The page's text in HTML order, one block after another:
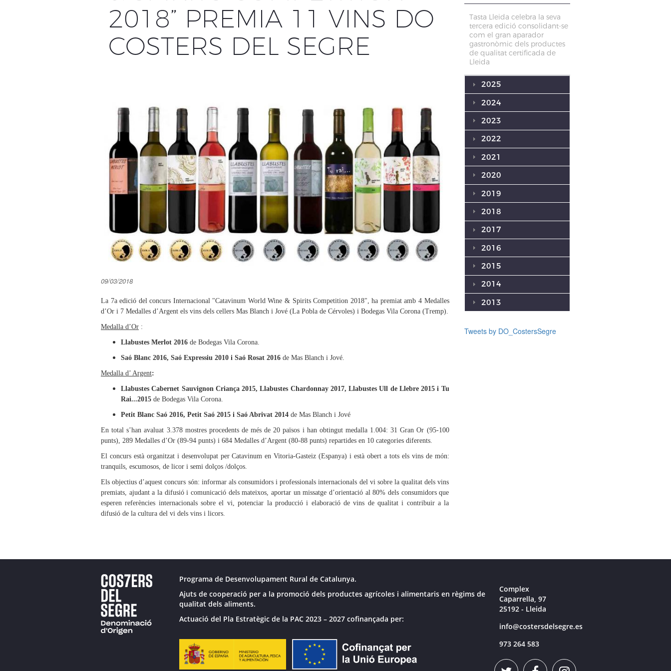
2018” PREMIA 11 VINS DO
COSTERS DEL SEGRE
09/03/2018
La 7a edició del concurs Internacional "Catavinum World Wine & Spirits Competition 2018", ha premiat amb 4 Medalles
d’Or i 7 Medalles d’Argent els vins dels cellers Mas Blanch i Jové (La Pobla de Cérvoles) i Bodegas Vila Corona (Tremp).
Medalla d’Or :
Llabustes Merlot 2016 de Bodegas Vila Corona.
Saó Blanc 2016, Saó Expressiu 2010 i Saó Rosat 2016 de Mas Blanch i Jové.
Medalla d’ Argent:
Llabustes Cabernet Sauvignon Criança 2015, Llabustes Chardonnay 2017, Llabustes Ull de Llebre 2015 i Tu
Rai...2015 de Bodegas Vila Corona.
Petit Blanc Saó 2016, Petit Saó 2015 i Saó Abrivat 2014 de Mas Blanch i Jové
En total s’han avaluat 3.378 mostres procedents de més de 20 països i han obtingut medalla 1.004: 31 Gran Or (95-100
punts), 289 Medalles d’Or (89-94 punts) i 684 Medalles d’Argent (80-88 punts) repartides en 10 categories diferents.
El concurs està organitzat i desenvolupat per Catavinum en Vitoria-Gasteiz (Espanya) i està obert a tots els vins de món:
tranquils, escumosos, de licor i semi dolços /dolços.
Els objectius d’aquest concurs són: informar als consumidors i professionals internacionals del vi sobre la qualitat dels vins
premiats, ajudant a la difusió i comunicació dels mateixos, aportar un missatge d’orientació al 80% dels consumidors que
esperen referències internacionals sobre el vi, potenciar la producció i elaboració de vins de qualitat i contribuir a la
difusió de la cultura del vi dels vins i licors.
Tasta Lleida celebra la seva
tercera edició consolidant-se
com el gran aparador
gastronòmic dels productes
de qualitat certificada de
Lleida
2025
2024
2023
2022
2021
2020
2019
2018
2017
2016
2015
2014
2013
Tweets by DO_CostersSegre
Programa de Desenvolupament Rural de Catalunya.
Ajuts de cooperació per a la promoció dels productes agrícoles i alimentaris en règims de
qualitat dels aliments.
Actuació del Pla Estratègic de la PAC 2023 – 2027 cofinançada per:
Complex
Caparrella, 97
25192 - Lleida
info@costersdelsegre.es
973 264 583